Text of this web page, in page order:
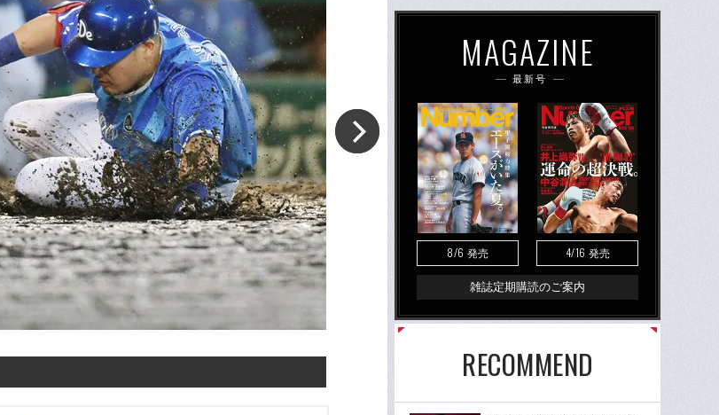
MAGAZINE
最新号
8/6 発売 4/16 発売
雑誌定期購読のご案内
RECOMMEND